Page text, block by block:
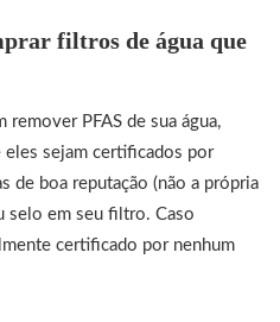
filtros de água que
PFAS de sua água,
sejam certificados por
de boa reputação (não a própria
selo em seu filtro. Caso
certificado por nenhum